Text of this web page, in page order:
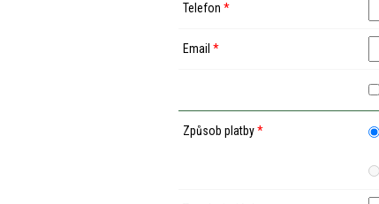
Telefon *
Email *
Způsob platby*